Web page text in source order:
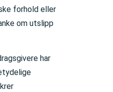
forhold eller
om utslipp
har